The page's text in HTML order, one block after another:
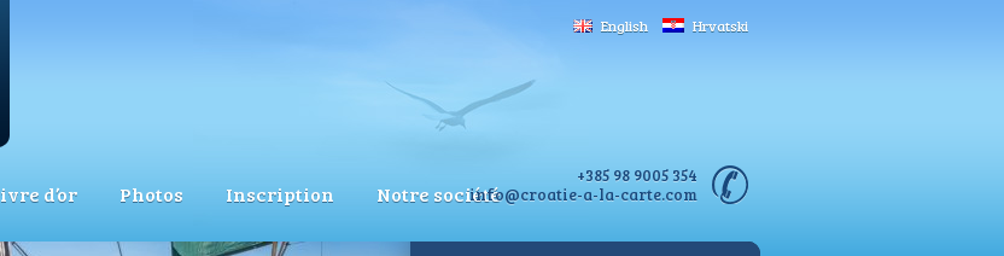
d’or Photos Inscription Notre société
+385 98 9005 354
info@croatie-a-la-carte.com
English Hrvatski